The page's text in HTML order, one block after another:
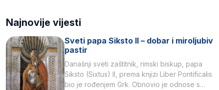
Najnovije vijesti
Sveti papa Siksto II – dobar i miroljubiv
pastir
Današnji sveti zaštitnik, rimski biskup, papa
Siksto (Sixtus) II, prema knjizi Liber Pontificalis
bio je rođenjem Grk. Obnovio je odnose s